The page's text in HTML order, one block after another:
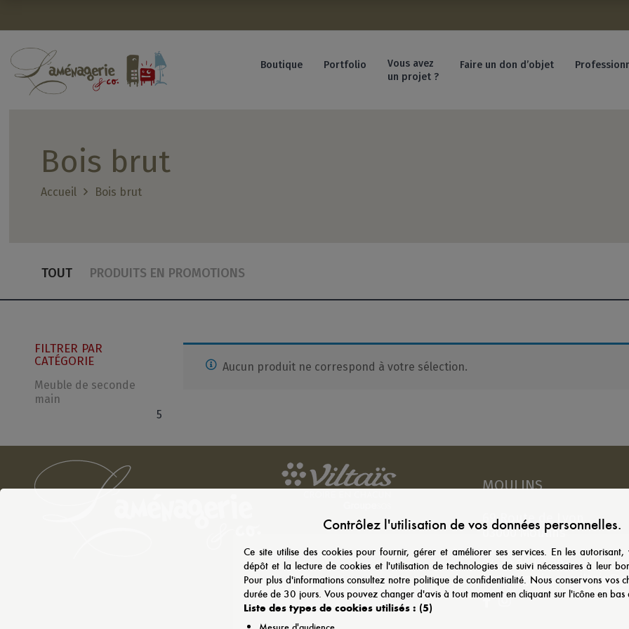
Contrôlez l'utilisation de vos données personnelles.
Ce site utilise des cookies pour fournir, gérer et améliorer ses services. En les
dépôt et la lecture de cookies et l'utilisation de technologies de suivi nécessaires à leur
Pour plus d'informations consultez notre politique de confidentialité. Nous conservons vos
durée de 30 jours. Vous pouvez changer d'avis à tout moment en cliquant sur l'icône en
Liste des types de cookies utilisés : (5)
Boutique Portfolio
Vous avez
un projet ?
Faire un don d’objet
Bois brut
Accueil Bois brut
TOUT PRODUITS EN PROMOTIONS
Aucun produit ne correspond à votre sélection.
FILTRER PAR
CATÉGORIE
Meuble de seconde
main
5
MOULINS
69 Route de Lyon
03000 Moulins
04 70 20 82 39
amenagerie.co-